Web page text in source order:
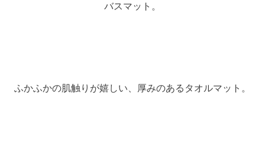
バスマット。
ふかふかの肌触りが嬉しい、厚みのあるタオルマット。